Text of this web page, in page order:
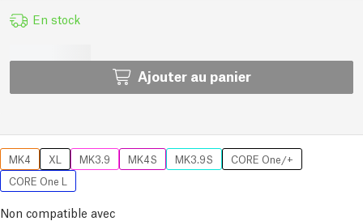
En stock
Ajouter au panier
MK4 XL MK3.9 MK4S MK3.9S
CORE One/+
CORE One L
Non compatible avec